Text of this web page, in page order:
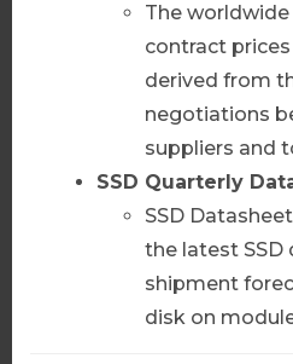
The worldwide
contract
derived from
negotiations
suppliers and
SSD Quarterly
SSD
the latest SSD
shipment
disk on
聯絡
AI Server 套餐_繁
AI Server 季度報告
AI Server 產業數據
Server市場快訊